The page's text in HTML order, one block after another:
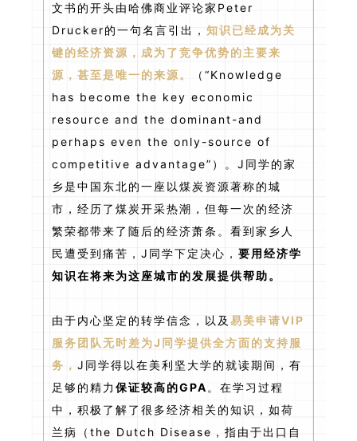
文书的开头由哈佛商业评论家Peter
Drucker的一句名言引出， 知识已经成为关
键的经济资源，成为了竞争优势的主要来
源，甚至是唯一的来源。
（“Knowledge
has become the key economic
resource and the dominant-and
perhaps even the only-source of
competitive advantage”）。J同学的家
乡是中国东北的一座以煤炭资源著称的城
市，经历了煤炭开采热潮，但每一次的经济
繁荣都带来了随后的经济萧条。看到家乡人
民遭受到痛苦，J同学下定决心， 要用经济学
知识在将来为这座城市的发展提供帮助。
由于内心坚定的转学信念，以及 易美申请VIP
服务团队无时差为J同学提供全方面的支持服
务， J同学得以在美利坚大学的就读期间，有
足够的精力 保证较高的GPA 。在学习过程
中，积极了解了很多经济相关的知识，如荷
兰病（the Dutch Disease，指由于出口自